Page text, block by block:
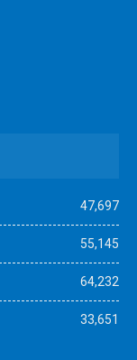
47,697
55,145
64,232
33,651